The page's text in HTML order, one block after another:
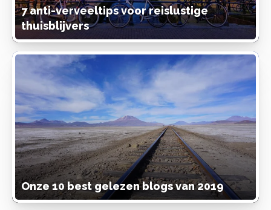
7 anti-verveeltips voor reislustige
thuisblijvers
Onze 10 best gelezen blogs van 2019